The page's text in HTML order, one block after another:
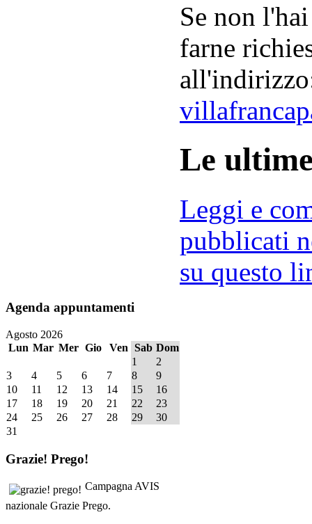
Se non
farne
Le
Leggi e
pubblicati
su questo
Agenda appuntamenti
Agosto 2026
Lun Mar Mer Gio Ven Sab Dom
1
2
3
4 5 6 7 8
9
10
11 12 13 14 15
16
17
18 19 20 21 22
23
24
25 26 27 28 29
30
31
Grazie! Prego!
Campagna AVIS
nazionale Grazie Prego.